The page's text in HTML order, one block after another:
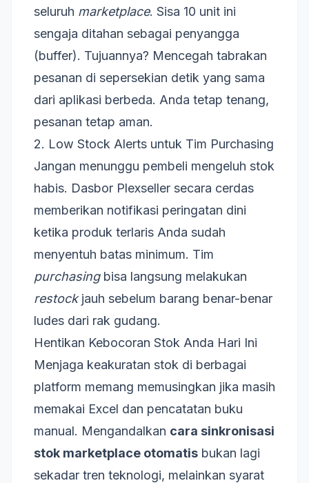
seluruh marketplace. Sisa 10 unit ini
sengaja ditahan sebagai penyangga
(buffer). Tujuannya? Mencegah tabrakan
pesanan di sepersekian detik yang sama
dari aplikasi berbeda. Anda tetap tenang,
pesanan tetap aman.
2. Low Stock Alerts untuk Tim Purchasing
Jangan menunggu pembeli mengeluh stok
habis. Dasbor Plexseller secara cerdas
memberikan notifikasi peringatan dini
ketika produk terlaris Anda sudah
menyentuh batas minimum. Tim
purchasingbisa langsung melakukan
restockjauh sebelum barang benar-benar
ludes dari rak gudang.
Hentikan Kebocoran Stok Anda Hari Ini
Menjaga keakuratan stok di berbagai
platform memang memusingkan jika masih
memakai Excel dan pencatatan buku
manual. Mengandalkan cara sinkronisasi
stok marketplace otomatis bukan lagi
sekadar tren teknologi, melainkan syarat